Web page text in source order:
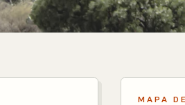
MAPA